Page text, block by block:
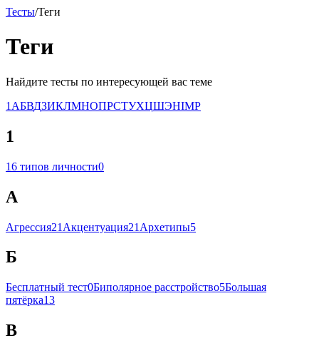
Тесты/Теги
Теги
Найдите тесты по интересующей вас теме
1 АБВДЗИКЛМНОПРСТУХЦШЭHIMP
1
16 типов личности0
А
Агрессия21 Акцентуация21 Архетипы5
Б
Бесплатный тест0Биполярное расстройство5Большая
пятёрка13
В